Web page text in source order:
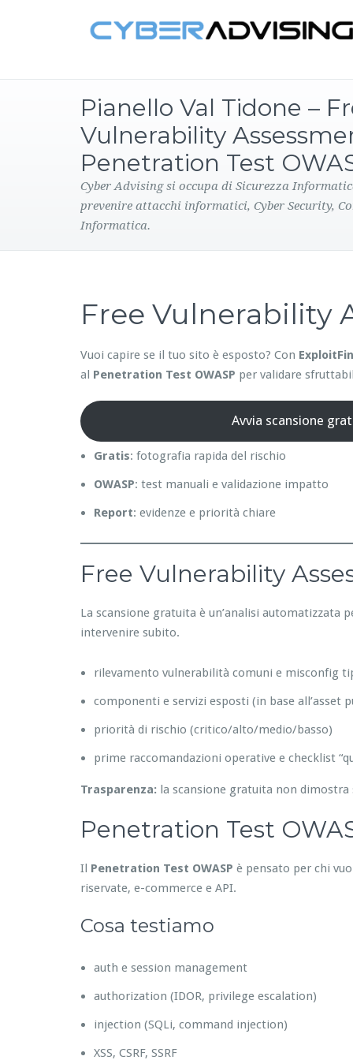
Pianello Val Tidone –
Vulnerability
Penetration Test
Cyber Advising si occupa di Sicurezza
prevenire attacchi informatici, Cyber Security,
Informatica.
Free Vulnerability
Vuoi capire se il tuo sito è esposto? Con
al Penetration Test OWASP per validare
Avvia scansione
Gratis: fotografia rapida del rischio
OWASP: test manuali e validazione impatto
Report: evidenze e priorità chiare
Free Vulnerability
La scansione gratuita è un’analisi automatizzata
intervenire subito.
rilevamento vulnerabilità comuni e misconfig
componenti e servizi esposti (in base all’asset
priorità di rischio (critico/alto/medio/basso)
prime raccomandazioni operative e checklist
Trasparenza: la scansione gratuita non dimostra
Penetration Test
Il Penetration Test OWASP è pensato per chi
riservate, e-commerce e API.
Cosa testiamo
auth e session management
authorization (IDOR, privilege escalation)
injection (SQLi, command injection)
XSS, CSRF, SSRF